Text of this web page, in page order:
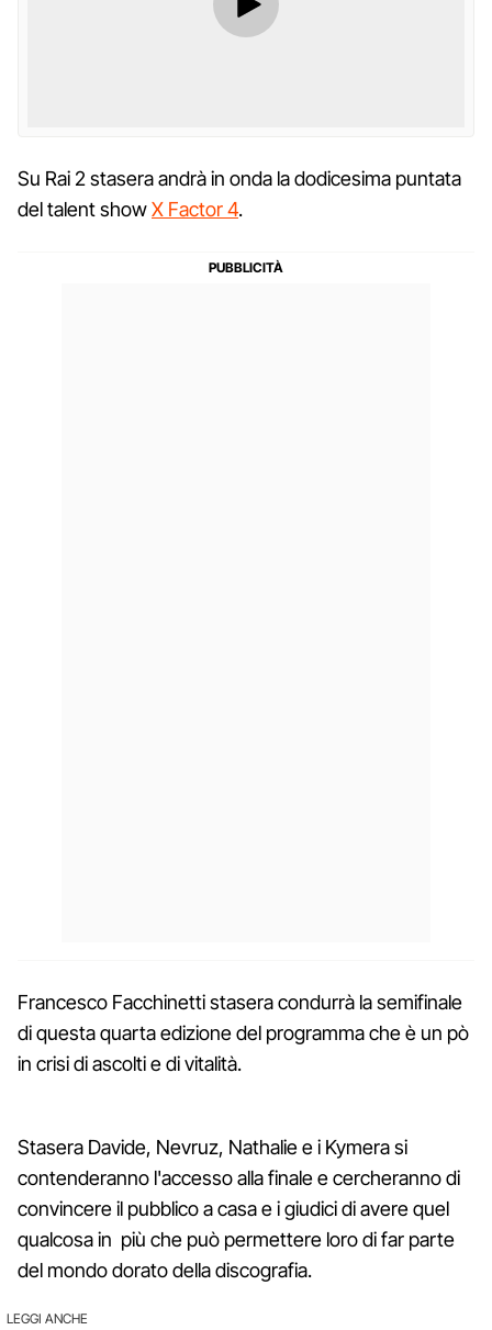
Su Rai 2 stasera andrà in onda la dodicesima puntata
del talent showX Factor 4.
Francesco Facchinetti stasera condurrà la semifinale
di questa quarta edizione del programma che è un pò
in crisi di ascolti e di vitalità.
Stasera Davide, Nevruz, Nathalie e i Kymera si
contenderanno l'accesso alla finale e cercheranno di
convincere il pubblico a casa e i giudici di avere quel
qualcosa in più che può permettere loro di far parte
del mondo dorato della discografia.
LEGGI ANCHE